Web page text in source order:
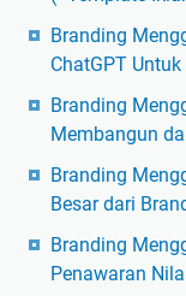
Branding
ChatGPT
Branding
Membangun
Branding
Besar dari
Branding
Penawaran